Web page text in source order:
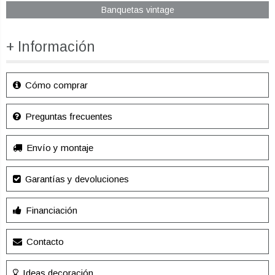
Banquetas vintage
+ Información
Cómo comprar
Preguntas frecuentes
Envío y montaje
Garantías y devoluciones
Financiación
Contacto
Ideas decoración